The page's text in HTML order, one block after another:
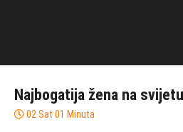
Najbogatija žena na svijetu
02 Sat 01 Minuta